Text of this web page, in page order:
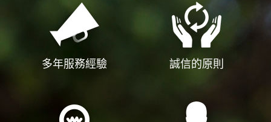
多年服務經驗 誠信的原則